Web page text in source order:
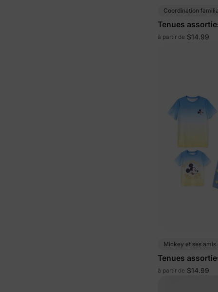
Coordination
Tenues
à partir de $14.99
Mickey et ses amis
Tenues
famille avec
à partir de $14.99